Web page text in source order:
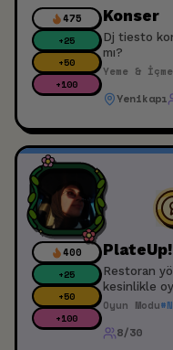
475
+25
+50
+100
Konser
Dj tiesto
mı?
Yeme & İçme
Yenikapı
400
+25
+50
+100
Restoran
kesinlikle
ekip
eğlenelimm
Oyun Modu#
8/30